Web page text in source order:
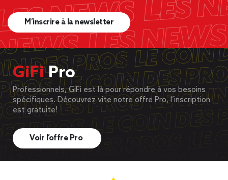
M’inscrire à la newsletter
GiFiPro
Professionnels, GiFi est là pour répondre à vos besoins
spécifiques. Découvrez vite notre offre Pro, l’inscription
est gratuite!
Voir l’offre Pro